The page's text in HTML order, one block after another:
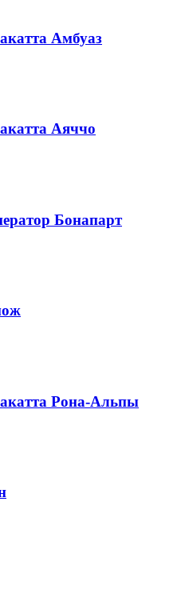
Амбуаз
Аяччо
Бонапарт
Рона-Альпы